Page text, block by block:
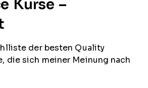
Kurse –
der besten Quality
die sich meiner Meinung nach